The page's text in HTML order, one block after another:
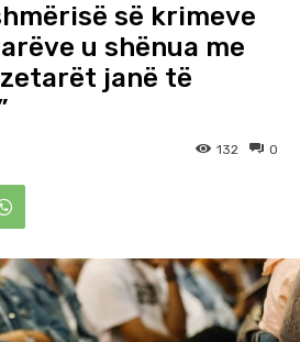
së krimeve
u shënua me
janë të
0
132